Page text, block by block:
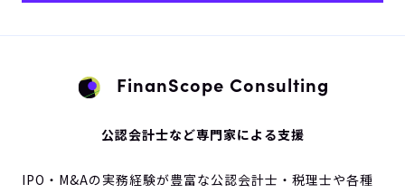
FinanScope Consulting
公認会計士など専門家による支援
IPO・M&Aの実務経験が豊富な公認会計士・税理士や各種